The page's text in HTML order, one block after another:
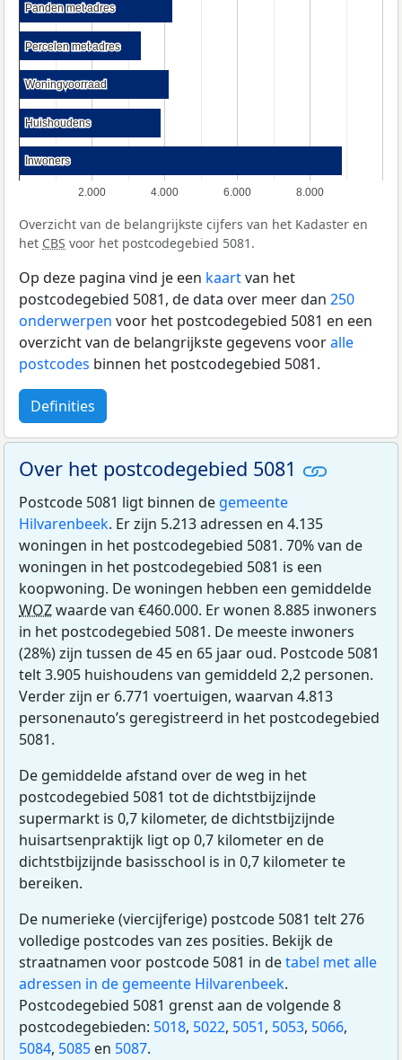
2.000 4.000 6.000 8.000
Panden met adres
Panden met adres
Percelen met adres
Percelen met adres
Woningvoorraad
Woningvoorraad
Huishoudens
Huishoudens
Inwoners
Inwoners
Overzicht van de belangrijkste cijfers van het Kadaster en
het CBS voor het postcodegebied 5081.
Op deze pagina vind je een kaartvan het
postcodegebied 5081, de data over meer dan 250
onderwerpen voor het postcodegebied 5081 en een
overzicht van de belangrijkste gegevens vooralle
postcodes binnen het postcodegebied 5081.
Definities
Over het postcodegebied 5081
Postcode 5081 ligt binnen de gemeente
Hilvarenbeek. Er zijn 5.213 adressen en 4.135
woningen in het postcodegebied 5081. 70% van de
woningen in het postcodegebied 5081 is een
koopwoning. De woningen hebben een gemiddelde
WOZwaarde van €460.000. Er wonen 8.885 inwoners
in het postcodegebied 5081. De meeste inwoners
(28%) zijn tussen de 45 en 65 jaar oud. Postcode 5081
telt 3.905 huishoudens van gemiddeld 2,2 personen.
Verder zijn er 6.771 voertuigen, waarvan 4.813
personenauto’s geregistreerd in het postcodegebied
5081.
De gemiddelde afstand over de weg in het
postcodegebied 5081 tot de dichtstbijzijnde
supermarkt is 0,7 kilometer, de dichtstbijzijnde
huisartsenpraktijk ligt op 0,7 kilometer en de
dichtstbijzijnde basisschool is in 0,7 kilometer te
bereiken.
De numerieke (viercijferige) postcode 5081 telt 276
volledige postcodes van zes posities. Bekijk de
straatnamen voor postcode 5081 in detabel met alle
adressen in de gemeente Hilvarenbeek.
Postcodegebied 5081 grenst aan de volgende 8
postcodegebieden: 5018, 5022, 5051, 5053, 5066,
5084, 5085 en 5087.